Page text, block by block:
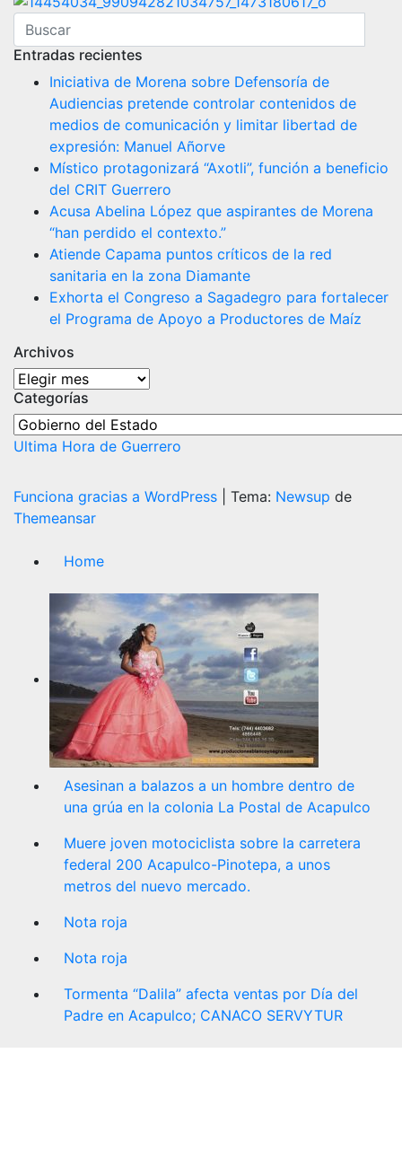
Entradas recientes
Iniciativa de Morena sobre Defensoría de
Audiencias pretende controlar contenidos de
medios de comunicación y limitar libertad de
expresión: Manuel Añorve
Místico protagonizará “Axotli”, función a beneficio
del CRIT Guerrero
Acusa Abelina López que aspirantes de Morena
“han perdido el contexto.”
Atiende Capama puntos críticos de la red
sanitaria en la zona Diamante
Exhorta el Congreso a Sagadegro para fortalecer
el Programa de Apoyo a Productores de Maíz
Archivos
Archivos
Categorías
Categorías
Ultima Hora de Guerrero
Funciona gracias a WordPress Tema: Newsup de
Themeansar
Home
Asesinan a balazos a un hombre dentro de
una grúa en la colonia La Postal de Acapulco
Muere joven motociclista sobre la carretera
federal 200 Acapulco-Pinotepa, a unos
metros del nuevo mercado.
Nota roja
Nota roja
Tormenta “Dalila” afecta ventas por Día del
Padre en Acapulco; CANACO SERVYTUR